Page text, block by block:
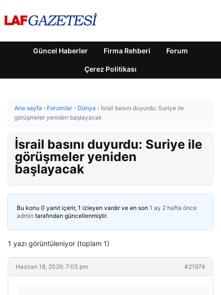
Güncel Haberler Firma Rehberi Forum
Çerez Politikası
Ana sayfa › Forumlar › Dünya › İsrail basını duyurdu: Suriye ile
görüşmeler yeniden başlayacak
İsrail basını duyurdu: Suriye ile
görüşmeler yeniden
başlayacak
Bu konu 0 yanıt içerir, 1 izleyen vardır ve en son 1 ay 2 hafta önce
admin tarafından güncellenmiştir.
1 yazı görüntüleniyor (toplam 1)
Haziran 18, 2026: 7:05 pm #21974